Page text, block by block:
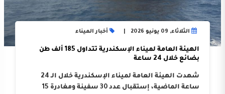
الثلاثاء, 09 يونيو 2026 أخبار الميناء
الهيئة العامة لميناء الإسكندرية تتداول 185 ألف طن
بضائع خلال 24 ساعة
شهدت الهيئة العامة لميناء الإسكندرية خلال الـ 24
ساعة الماضية، إستقبال عدد 30 سفينة ومغادرة 15